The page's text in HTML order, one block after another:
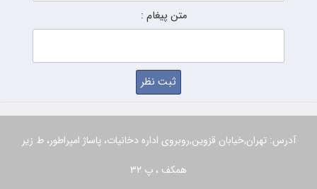
متن پیغام :
آدرس: تهران,خیابان قزوین,روبروی اداره دخانیات، پاساژ امپراطور، ط زیر
همکف ، پ 32